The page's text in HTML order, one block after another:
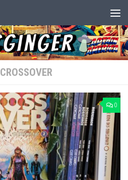
CROSSOVER
0